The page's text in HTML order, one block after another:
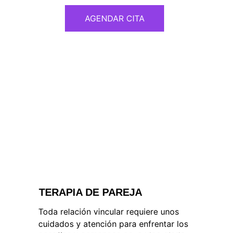
TERAPIA DE PAREJA
Toda relación vincular requiere unos
cuidados y atención para enfrentar los
AGENDAR CITA